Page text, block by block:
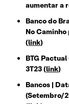
aumentar a
Banco do
No
(link)
BTG
3T23 (link)
Bancos |
(Setembro/